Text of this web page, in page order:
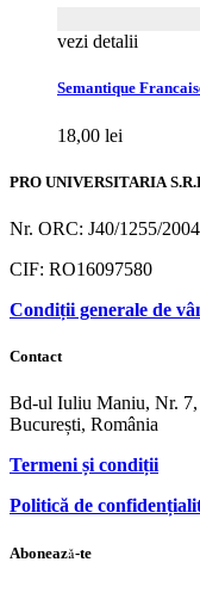
vezi detalii
Semantique
18,00 lei
PRO UNIVERSITARIA
Nr. ORC: J40/1255/2004
CIF: RO16097580
Condiții generale de
Contact
Bd-ul Iuliu Maniu, Nr. 7,
București, România
Termeni și condiții
Politică de
Abonează-te